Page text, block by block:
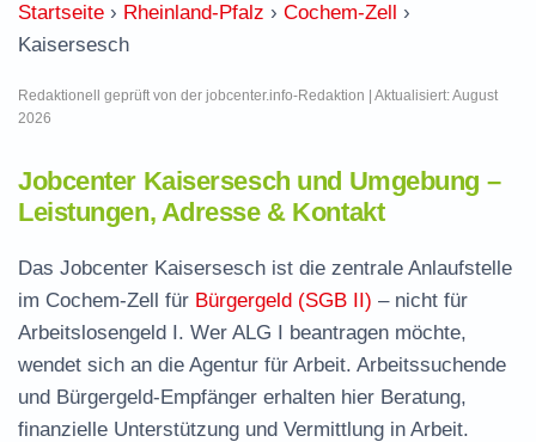
Startseite › Rheinland-Pfalz › Cochem-Zell ›
Kaisersesch
Redaktionell geprüft von der jobcenter.info-Redaktion | Aktualisiert: August
2026
Jobcenter Kaisersesch und Umgebung –
Leistungen, Adresse & Kontakt
Das Jobcenter Kaisersesch ist die zentrale Anlaufstelle
im Cochem-Zell für Bürgergeld (SGB II) – nicht für
Arbeitslosengeld I. Wer ALG I beantragen möchte,
wendet sich an die Agentur für Arbeit. Arbeitssuchende
und Bürgergeld-Empfänger erhalten hier Beratung,
finanzielle Unterstützung und Vermittlung in Arbeit.